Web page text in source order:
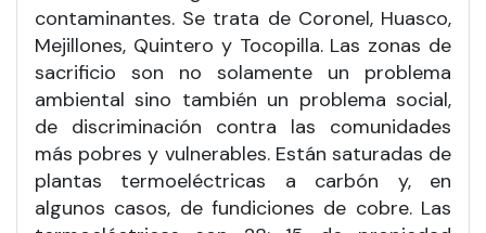
contaminantes. Se trata de Coronel, Huasco,
Mejillones, Quintero y Tocopilla. Las zonas de
sacrificio son no solamente un problema
ambiental sino también un problema social,
de discriminación contra las comunidades
más pobres y vulnerables. Están saturadas de
plantas termoeléctricas a carbón y, en
algunos casos, de fundiciones de cobre. Las